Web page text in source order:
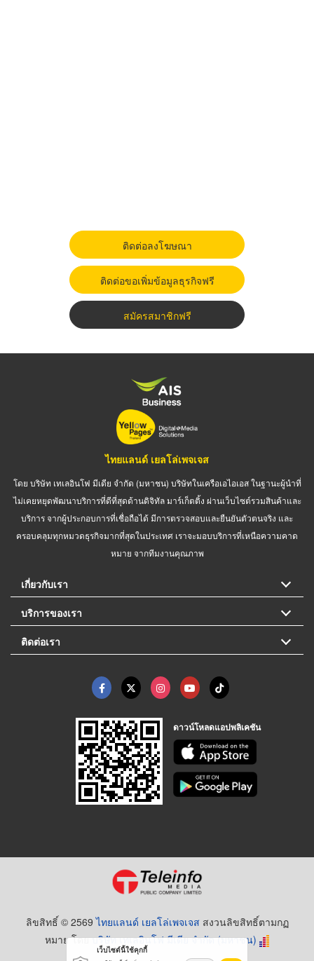
ติดต่อลงโฆษณา
ติดต่อขอเพิ่มข้อมูลธุรกิจฟรี
สมัครสมาชิกฟรี
ไทยแลนด์ เยลโล่เพจเจส
โดย บริษัท เทเลอินโฟ มีเดีย จำกัด (มหาชน) บริษัทในเครือเอไอเอส ในฐานะผู้นำที่
ไม่เคยหยุดพัฒนาบริการที่ดีที่สุดด้านดิจิทัล มาร์เก็ตติ้ง ผ่านเว็บไซต์รวมสินค้าและ
บริการ จากผู้ประกอบการที่เชื่อถือได้ มีการตรวจสอบและยืนยันตัวตนจริง และ
ครอบคลุมทุกหมวดธุรกิจมากที่สุดในประเทศ เราจะมอบบริการที่เหนือความคาด
หมาย จากทีมงานคุณภาพ
เกี่ยวกับเรา
บริการของเรา
ติดต่อเรา
ดาวน์โหลดแอปพลิเคชัน
ลิขสิทธิ์ © 2569ไทยแลนด์ เยลโล่เพจเจส สงวนลิขสิทธิ์ตามกฏ
หมาย โดยบริษัท เทเลอินโฟ มีเดีย จำกัด (มหาชน)
เว็บไซต์นี้ใช้คุกกี้